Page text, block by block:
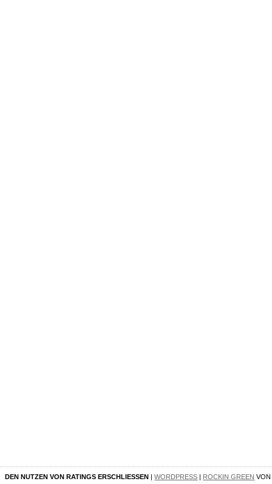
DEN NUTZEN VON RATINGS ERSCHLIESSEN |WORDPRESS | ROCKIN GREEN